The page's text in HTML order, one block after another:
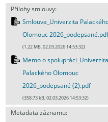
Přílohy smlouvy:
Smlouva_Univerzita
Olomouc 2026_podepsané.pdf
(1.22 MB, 02.03.2026 14:53:32)
Memo o spolupráci_Univerzita
Palackého Olomouc
2026_podepsané (2).pdf
(358.73 kB, 02.03.2026 14:53:32)
Metadata záznamu: